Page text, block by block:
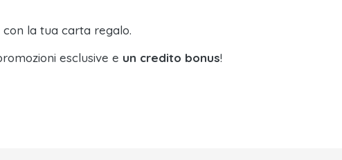
la tua carta regalo.
esclusive e un credito bonus!